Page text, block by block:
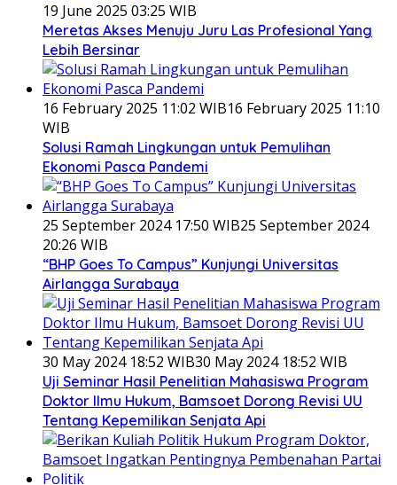
19 June 2025 03:25 WIB
Meretas Akses Menuju Juru Las Profesional Yang
Lebih Bersinar
16 February 2025 11:02 WIB16 February 2025 11:10
WIB
Solusi Ramah Lingkungan untuk Pemulihan
Ekonomi Pasca Pandemi
25 September 2024 17:50 WIB25 September 2024
20:26 WIB
“BHP Goes To Campus” Kunjungi Universitas
Airlangga Surabaya
30 May 2024 18:52 WIB30 May 2024 18:52 WIB
Uji Seminar Hasil Penelitian Mahasiswa Program
Doktor Ilmu Hukum, Bamsoet Dorong Revisi UU
Tentang Kepemilikan Senjata Api